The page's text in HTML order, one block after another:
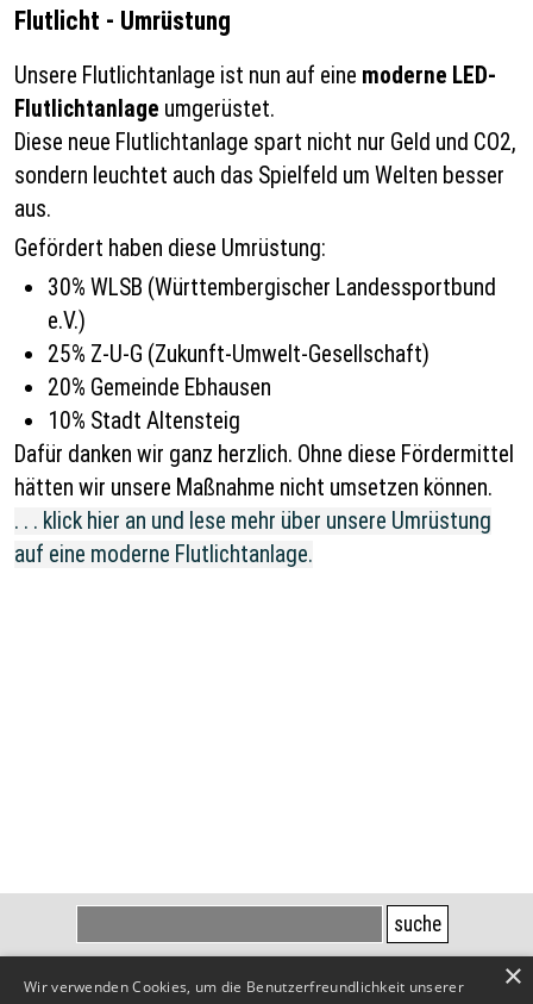
Flutlicht - Umrüstung
Unsere Flutlichtanlage ist nun auf eine moderne LED-
Flutlichtanlage umgerüstet.
Diese neue Flutlichtanlage spart nicht nur Geld und CO2,
sondern leuchtet auch das Spielfeld um Welten besser
aus.
Gefördert haben diese Umrüstung:
30% WLSB (Württembergischer Landessportbund
e.V.)
25% Z-U-G (Zukunft-Umwelt-Gesellschaft)
20% Gemeinde Ebhausen
10% Stadt Altensteig
Dafür danken wir ganz herzlich. Ohne diese Fördermittel
hätten wir unsere Maßnahme nicht umsetzen können.
. . . klick hier an und lese mehr über unsere Umrüstung
auf eine moderne Flutlichtanlage.
suche
×
Wir verwenden Cookies, um die Benutzerfreundlichkeit unserer